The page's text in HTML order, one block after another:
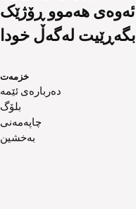
ئەوەی هەموو ڕۆژێک
خزمەت
دەربارەی ئێمە
بلۆگ
چاپەمەنی
بەخشین